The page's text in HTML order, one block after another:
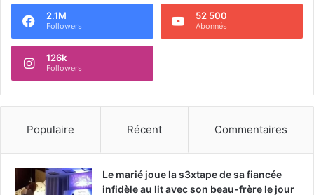
2.1M
Followers
52 500
Abonnés
126k
Followers
Populaire Récent Commentaires
Le marié joue la s3xtape de sa fiancée
infidèle au lit avec son beau-frère le jour